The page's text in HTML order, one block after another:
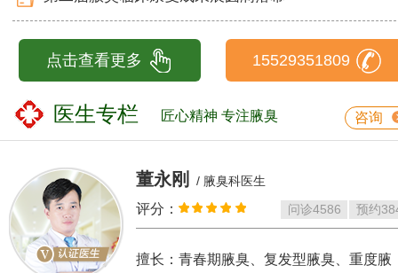
点击查看更多 15529351809
医生专栏 匠心精神 专注腋臭 咨询
董永刚 / 腋臭科医生
评分： 问诊4586 预约
擅长：青春期腋臭、复发型腋臭、重度腋